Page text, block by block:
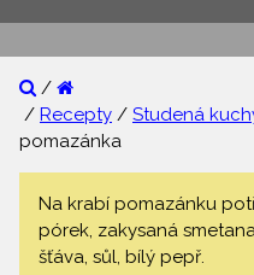
/
/ Recepty / Studená
pomazánka
Na krabí pomazánku
pórek, zakysaná
šťáva, sůl, bílý pepř.